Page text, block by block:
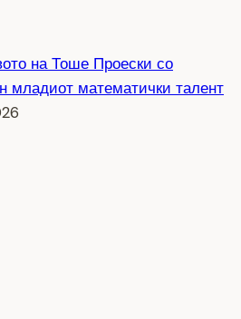
на Тоше Проески со
младиот математички талент